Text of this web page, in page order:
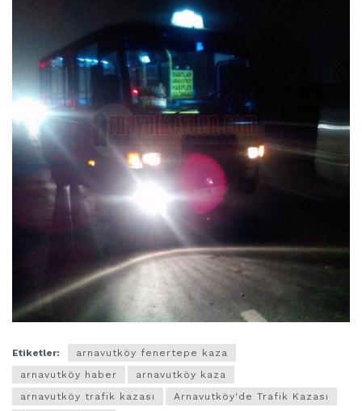
Etiketler:
arnavutköy fenertepe kaza
arnavutköy haber
arnavutköy kaza
arnavutköy trafik kazası
Arnavutköy'de Trafik Kazası